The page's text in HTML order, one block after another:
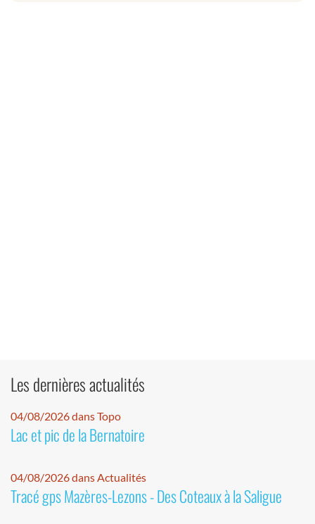
Les dernières actualités
04/08/2026 dans Topo
Lac et pic de la Bernatoire
04/08/2026 dans Actualités
Tracé gps Mazères-Lezons - Des Coteaux à la Saligue